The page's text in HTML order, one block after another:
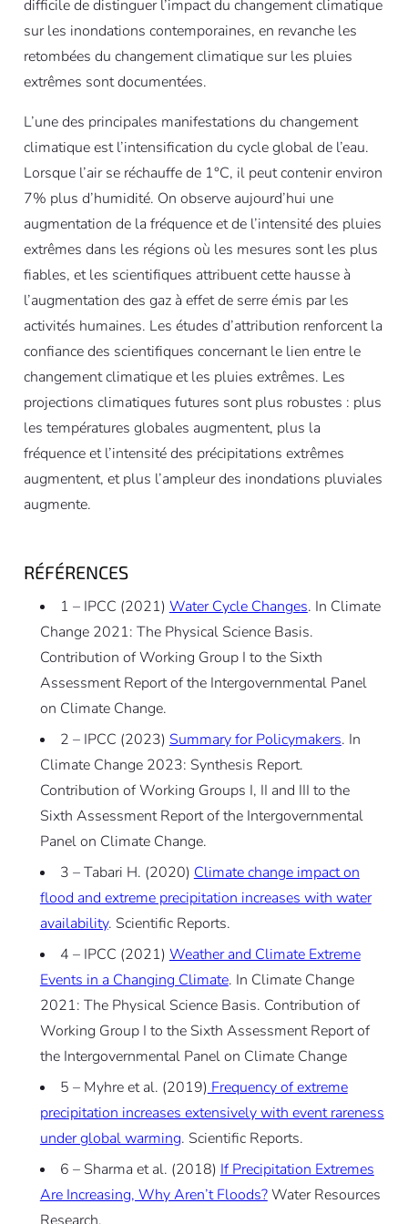
difficile de distinguer l’impact du changement climatique
sur les inondations contemporaines, en revanche les
retombées du changement climatique sur les pluies
extrêmes sont documentées.
L’une des principales manifestations du changement
climatique est l’intensification du cycle global de l’eau.
Lorsque l’air se réchauffe de 1°C, il peut contenir environ
7% plus d’humidité. On observe aujourd’hui une
augmentation de la fréquence et de l’intensité des pluies
extrêmes dans les régions où les mesures sont les plus
fiables, et les scientifiques attribuent cette hausse à
l’augmentation des gaz à effet de serre émis par les
activités humaines. Les études d’attribution renforcent la
confiance des scientifiques concernant le lien entre le
changement climatique et les pluies extrêmes. Les
projections climatiques futures sont plus robustes : plus
les températures globales augmentent, plus la
fréquence et l’intensité des précipitations extrêmes
augmentent, et plus l’ampleur des inondations pluviales
augmente.
RÉFÉRENCES
1 – IPCC (2021) Water Cycle Changes. In Climate
Change 2021: The Physical Science Basis.
Contribution of Working Group I to the Sixth
Assessment Report of the Intergovernmental Panel
on Climate Change.
2 – IPCC (2023) Summary for Policymakers. In
Climate Change 2023: Synthesis Report.
Contribution of Working Groups I, II and III to the
Sixth Assessment Report of the Intergovernmental
Panel on Climate Change.
3 – Tabari H. (2020) Climate change impact on
flood and extreme precipitation increases with water
availability. Scientific Reports.
4 – IPCC (2021) Weather and Climate Extreme
Events in a Changing Climate. In Climate Change
2021: The Physical Science Basis. Contribution of
Working Group I to the Sixth Assessment Report of
the Intergovernmental Panel on Climate Change
5 – Myhre et al. (2019) Frequency of extreme
precipitation increases extensively with event rareness
under global warming. Scientific Reports.
6 – Sharma et al. (2018) If Precipitation Extremes
Are Increasing, Why Aren’t Floods?Water Resources
Research.